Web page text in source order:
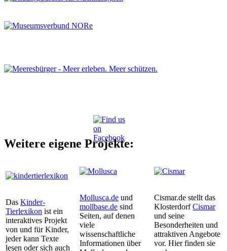
Weitere eigene Projekte:
Das Kinder-
Tierlexikon ist ein
interaktives Projekt
von und für Kinder,
jeder kann Texte
lesen oder sich auch
Mollusca.de und
mollbase.de sind
Seiten, auf denen
viele
wissenschaftliche
Informationen über
Cismar.de stellt das
KlosterdorfCismar
und seine
Besonderheiten und
attraktiven Angebote
vor. Hier finden sie